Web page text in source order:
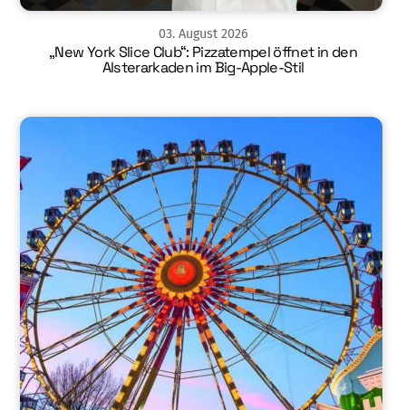
03. August 2026
„New York Slice Club“: Pizzatempel öffnet in den
Alsterarkaden im Big-Apple-Stil